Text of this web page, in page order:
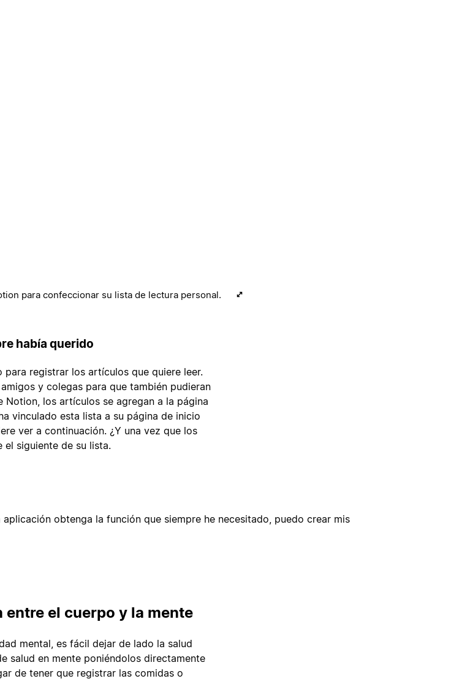
para confeccionar su lista de lectura personal.
había querido
registrar los artículos que quiere leer.
y colegas para que también pudieran
Notion, los artículos se agregan a la página
vinculado esta lista a su página de inicio
ver a continuación. ¿Y una vez que los
el siguiente de su lista.
obtenga la función que siempre he necesitado, puedo crear mis
el cuerpo y la mente
mental, es fácil dejar de lado la salud
salud en mente poniéndolos directamente
de tener que registrar las comidas o